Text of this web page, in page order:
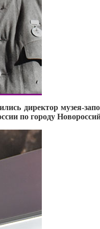
директор музея-
по городу